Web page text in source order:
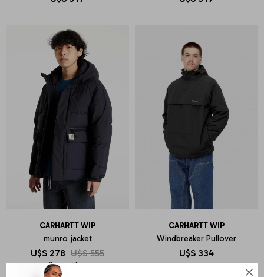

CARHARTT WIP
munro jacket
U$S 278 U$S 555
Sin cambio
CARHARTT WIP
Windbreaker Pullover
U$S 334